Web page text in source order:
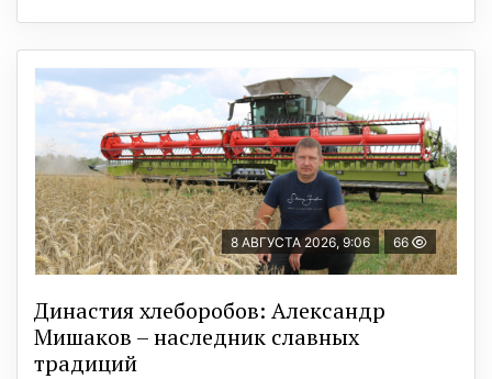
8 АВГУСТА 2026, 9:06 66
Династия хлеборобов: Александр
Мишаков – наследник славных
традиций